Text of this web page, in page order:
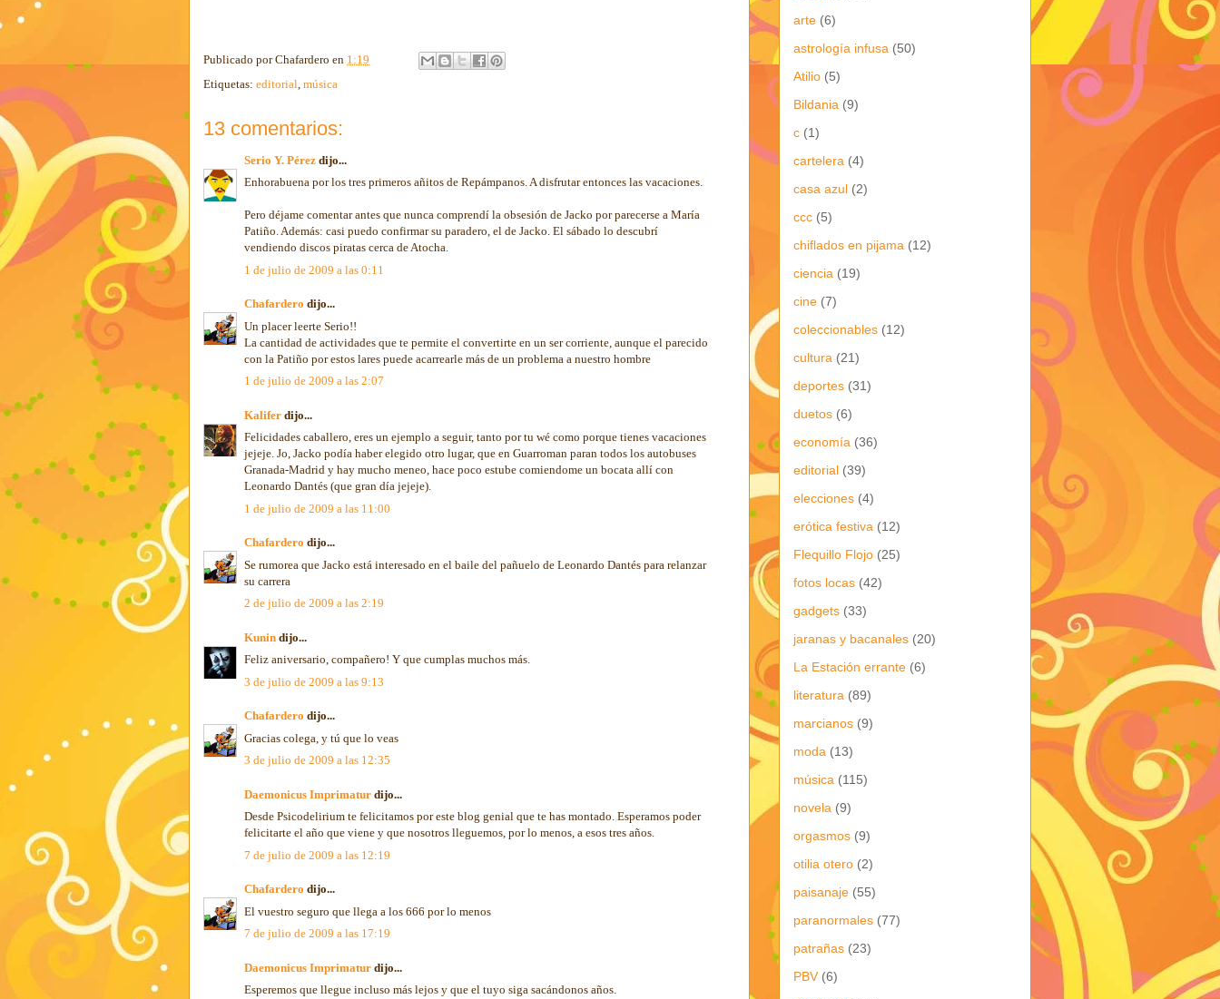
Publicado porChafardero en 1:19
Etiquetas: editorial música
13 comentarios:
Serio Y. Pérez dijo...
Enhorabuena por los tres primeros añitos de Repámpanos. A disfrutar entonces las vacaciones.
Pero déjame comentar antes que nunca comprendí la obsesión de Jacko por parecerse a María
Patiño. Además: casi puedo confirmar su paradero, el de Jacko. El sábado lo descubrí
vendiendo discos piratas cerca de Atocha.
1 de julio de 2009 a las 0:11
Chafardero dijo...
Un placer leerte Serio!!
La cantidad de actividades que te permite el convertirte en un ser corriente, aunque el parecido
con la Patiño por estos lares puede acarrearle más de un problema a nuestro hombre
1 de julio de 2009 a las 2:07
Kalifer dijo...
Felicidades caballero, eres un ejemplo a seguir, tanto por tu wé como porque tienes vacaciones
jejeje. Jo, Jacko podía haber elegido otro lugar, que en Guarroman paran todos los autobuses
Granada-Madrid y hay mucho meneo, hace poco estube comiendome un bocata allí con
Leonardo Dantés (que gran día jejeje).
1 de julio de 2009 a las 11:00
Chafardero dijo...
Se rumorea que Jacko está interesado en el baile del pañuelo de Leonardo Dantés para relanzar
su carrera
2 de julio de 2009 a las 2:19
Kunin dijo...
Feliz aniversario, compañero! Y que cumplas muchos más.
3 de julio de 2009 a las 9:13
Chafardero dijo...
Gracias colega, y tú que lo veas
3 de julio de 2009 a las 12:35
Daemonicus Imprimatur dijo...
Desde Psicodelirium te felicitamos por este blog genial que te has montado. Esperamos poder
felicitarte el año que viene y que nosotros lleguemos, por lo menos, a esos tres años.
7 de julio de 2009 a las 12:19
Chafardero dijo...
El vuestro seguro que llega a los 666 por lo menos
7 de julio de 2009 a las 17:19
Daemonicus Imprimatur dijo...
Esperemos que llegue incluso más lejos y que el tuyo siga sacándonos años.
arte (6)
astrología infusa (50)
Atilio (5)
Bildania (9)
c (1)
cartelera (4)
casa azul (2)
ccc (5)
chiflados en pijama (12)
ciencia (19)
cine (7)
coleccionables (12)
cultura (21)
deportes (31)
duetos (6)
economía (36)
editorial (39)
elecciones (4)
erótica festiva (12)
Flequillo Flojo (25)
fotos locas (42)
gadgets (33)
jaranas y bacanales (20)
La Estación errante (6)
literatura (89)
marcianos (9)
moda (13)
música (115)
novela (9)
orgasmos (9)
otilia otero (2)
paisanaje (55)
paranormales (77)
patrañas (23)
PBV (6)